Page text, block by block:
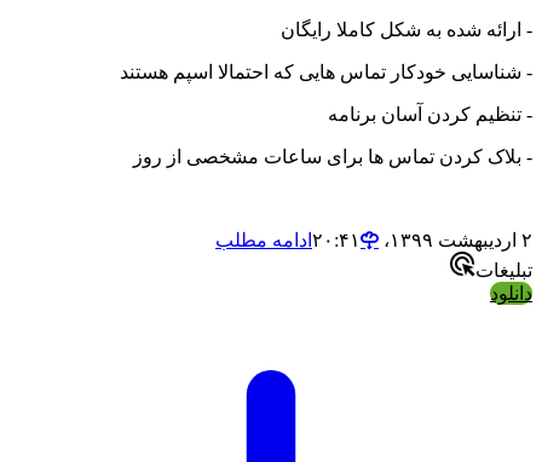
- ارائه شده به شکل کاملا رایگان
- شناسایی خودکار تماس هایی که احتمالا اسپم هستند
- تنظیم کردن آسان برنامه
- بلاک کردن تماس ها برای ساعات مشخصی از روز
۲ اردیبهشت ۱۳۹۹،‏ ۲۰:۴۱
ادامه مطلب
تبلیغات
دانلود